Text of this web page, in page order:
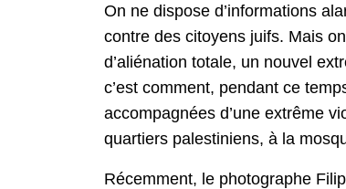
On ne dispose d’informations
contre des citoyens juifs. Mais
d’aliénation totale, un nouvel
c’est comment, pendant ce
accompagnées d’une extrême
quartiers palestiniens, à la
Récemment, le photographe